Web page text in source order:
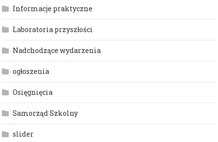
Informacje praktyczne
Laboratoria przyszłości
Nadchodzące wydarzenia
ogłoszenia
Osięgnięcia
Samorząd Szkolny
slider